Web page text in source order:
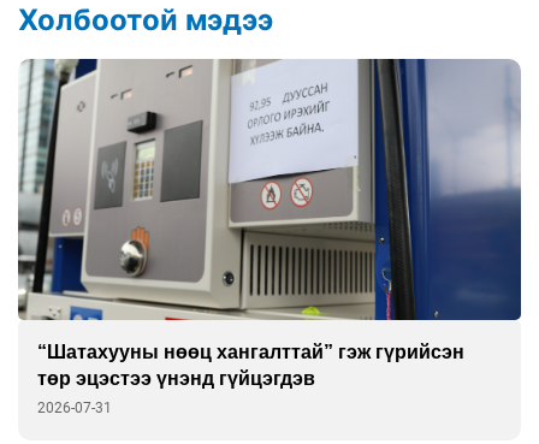
Холбоотой мэдээ
“Шатахууны нөөц хангалттай” гэж гүрийсэн
төр эцэстээ үнэнд гүйцэгдэв
2026-07-31